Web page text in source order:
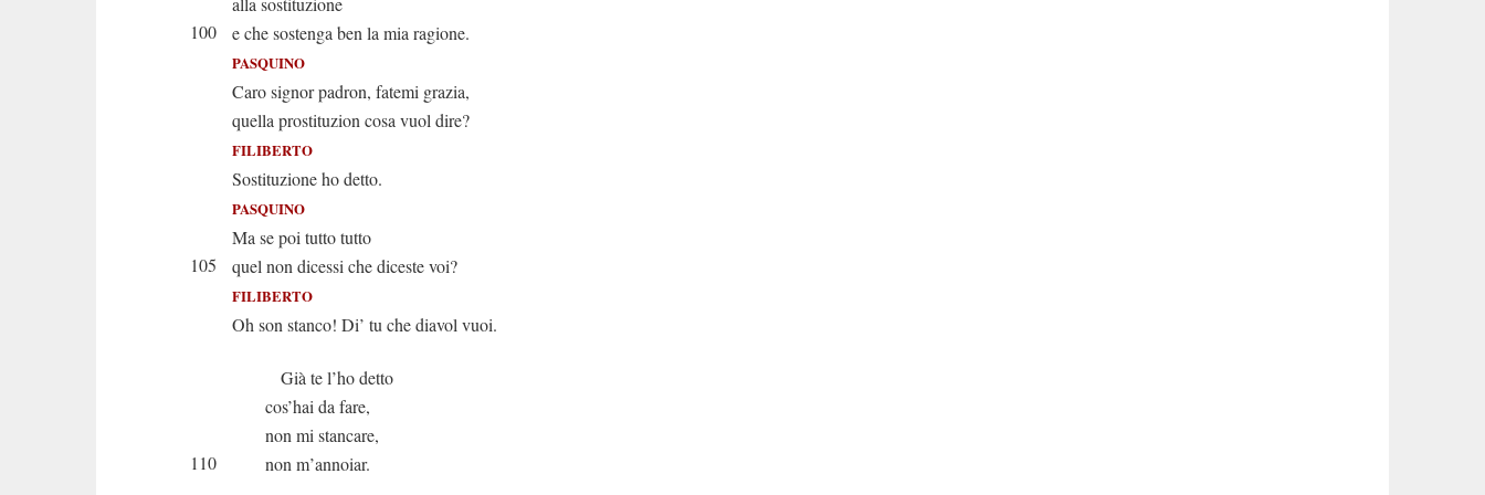
100
e che sostenga ben la mia ragione.
PASQUINO
Caro signor padron, fatemi grazia,
quella prostituzion cosa vuol dire?
FILIBERTO
Sostituzione ho detto.
PASQUINO
Ma se poi tutto tutto
105
quel non dicessi che diceste voi?
FILIBERTO
Oh son stanco! Di’ tu che diavol vuoi.
Già te l’ho detto
cos’hai da fare,
non mi stancare,
110
non m’annoiar.